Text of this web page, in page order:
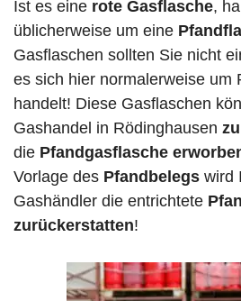
Ist es eine rote Gasflasche,
üblicherweise um eine
Gasflaschen sollten Sie nicht
es sich hier normalerweise um
handelt! Diese Gasflaschen
Gashandel in Rödinghausen
die Pfandgasflasche
Vorlage des Pfandbelegs wird
Gashändler die entrichtete
zurückerstatten!